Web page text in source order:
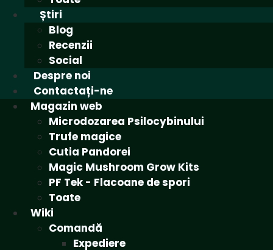
Știri
Blog
Recenzii
Social
Despre noi
Contactați-ne
Magazin web
Microdozarea Psilocybinului
Trufe magice
Cutia Pandorei
Magic Mushroom Grow Kits
PF Tek - Flacoane de spori
Toate
Wiki
Comandă
Expediere